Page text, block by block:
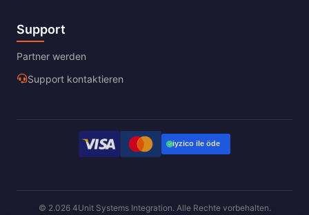
Support
Partner werden
Support kontaktieren
© 2.026 4Unit Systems Integration. Alle Rechte vorbehalten.